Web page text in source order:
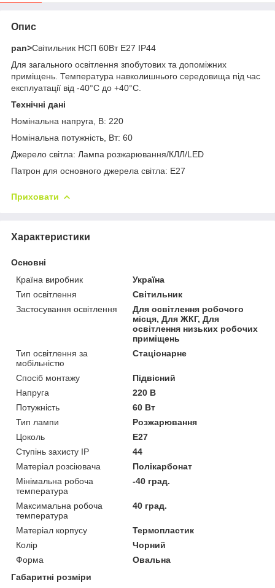
Опис
pan>Світильник НСП 60Вт Е27 IP44
Для загального освітлення зпобутових та допоміжних
приміщень. Температура навколишнього середовища під час
експлуатації від -40°С до +40°С.
Технічні дані
Номінальна напруга, В: 220
Номінальна потужність, Вт: 60
Джерело світла: Лампа розжарювання/КЛЛ/LED
Патрон для основного джерела світла: Е27
Приховати
Характеристики
Основні
Країна виробник
Україна
Тип освітлення
Світильник
Застосування освітлення
Для освітлення робочого
місця, Для ЖКГ, Для
освітлення низьких робочих
приміщень
Тип освітлення за
мобільністю
Стаціонарне
Спосіб монтажу
Підвісний
Напруга
220 В
Потужність
60 Вт
Тип лампи
Розжарювання
Цоколь
E27
Ступінь захисту IP
44
Матеріал розсіювача
Полікарбонат
Мінімальна робоча
температура
-40 град.
Максимальна робоча
температура
40 град.
Матеріал корпусу
Термопластик
Колір
Чорний
Форма
Овальна
Габаритні розміри